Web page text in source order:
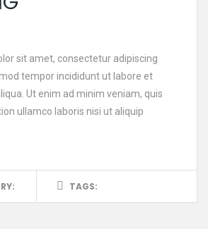
sit amet, consectetur adipiscing
tempor incididunt ut labore et
Ut enim ad minim veniam, quis
ullamco laboris nisi ut aliquip
TAGS: